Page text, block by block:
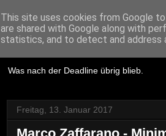
Lost Reviews
Was nach der Deadline übrig blieb.
Freitag, 13. Januar 2017
This site uses cookies from Google
are shared with Google along with
statistics, and to detect and address